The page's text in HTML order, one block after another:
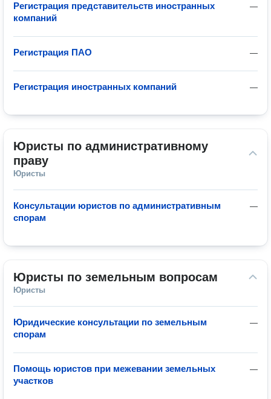
—
Регистрация представительств иностранных
компаний
—
Регистрация ПАО
—
Регистрация иностранных компаний
Юристы по административному
праву
Юристы
—
Консультации юристов по административным
спорам
Юристы по земельным вопросам
Юристы
—
Юридические консультации по земельным
спорам
—
Помощь юристов при межевании земельных
участков